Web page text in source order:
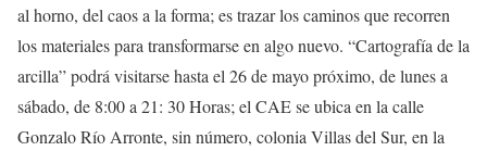
al horno, del caos a la forma; es trazar los caminos que recorren
los materiales para transformarse en algo nuevo. “Cartografía de la
arcilla” podrá visitarse hasta el 26 de mayo próximo, de lunes a
sábado, de 8:00 a 21: 30 Horas; el CAE se ubica en la calle
Gonzalo Río Arronte, sin número, colonia Villas del Sur, en la